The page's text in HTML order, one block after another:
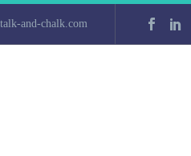
and-chalk.com